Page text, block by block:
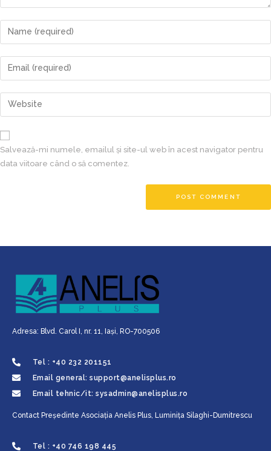
Salvează-mi numele, emailul și site-ul web în acest navigator pentru
data viitoare când o să comentez.
Adresa: Blvd. Carol I, nr. 11, Iaşi, RO-700506
Tel : +40 232 201151
Email general: support@anelisplus.ro
Email tehnic/it: sysadmin@anelisplus.ro
Contact Preşedinte Asociaţia Anelis Plus, Luminiţa Silaghi-Dumitrescu
Tel : +40 746 198 445